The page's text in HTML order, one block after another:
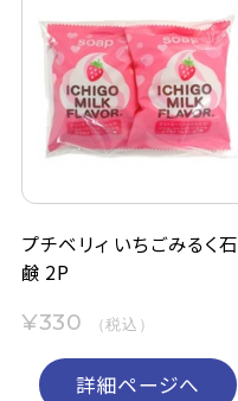
プチベリィ いちごみるく石
鹸 2P
¥330 （税込）
詳細ページへ